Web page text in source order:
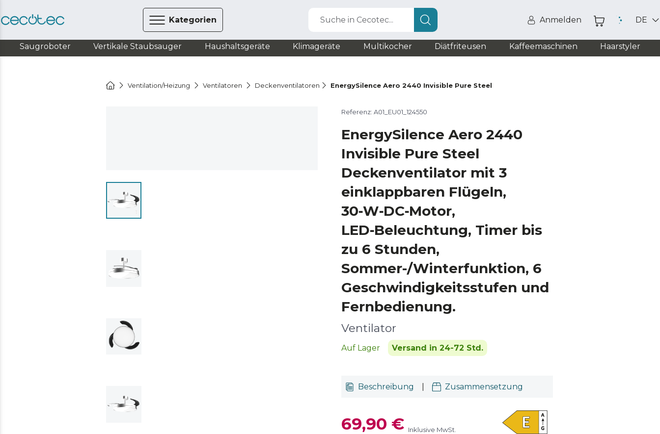
Kategorien Suche in Cecotec... Anmelden DE
Saugroboter Vertikale Staubsauger Haushaltsgeräte Klimageräte Multikocher Diätfriteusen Kaffeemaschinen Haarstyler
Ventilation/Heizung Ventilatoren Deckenventilatoren EnergySilence Aero 2440 Invisible Pure Steel
Referenz: A01_EU01_124550
EnergySilence Aero 2440
Invisible Pure Steel
Deckenventilator mit 3
einklappbaren Flügeln,
30‑W‑DC‑Motor,
LED‑Beleuchtung, Timer bis
zu 6 Stunden,
Sommer-/Winterfunktion, 6
Geschwindigkeitsstufen und
Fernbedienung.
Ventilator
Auf Lager Versand in 24-72 Std.
Beschreibung Zusammensetzung
69,90 € Inklusive MwSt.